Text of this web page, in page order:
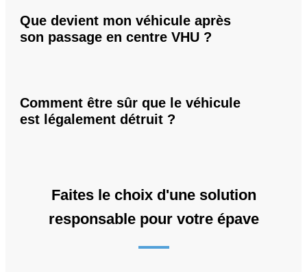
Que devient mon véhicule après
son passage en centre VHU ?
Comment être sûr que le véhicule
est légalement détruit ?
Faites le choix d'une solution
responsable pour votre épave